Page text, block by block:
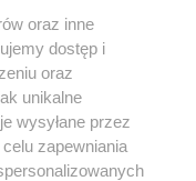
być powielany i
w jakikolwiek sposób
na jakimkolwiek polu
z umieszczaniem w
Jakiekolwiek użycie
z naruszeniem
pod groźbą kary i
oraz inne
dostęp i
oraz
unikalne
wysyłane przez
zapewniania